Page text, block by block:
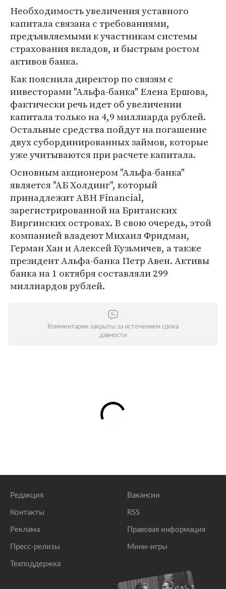
Необходимость увеличения уставного
капитала связана с требованиями,
предъявляемыми к участникам системы
страхования вкладов, и быстрым ростом
активов банка.
Как пояснила директор по связям с
инвесторами "Альфа-банка" Елена Ершова,
фактически речь идет об увеличении
капитала только на 4,9 миллиарда рублей.
Остальные средства пойдут на погашение
двух субординированных займов, которые
уже учитываются при расчете капитала.
Основным акционером "Альфа-банка"
является "АБ Холдинг", который
принадлежит ABH Financial,
зарегистрированной на Британских
Виргинских островах. В свою очередь, этой
компанией владеют Михаил Фридман,
Герман Хан и Алексей Кузьмичев, а также
президент Альфа-банка Петр Авен. Активы
банка на 1 октября составляли 299
миллиардов рублей.
Комментарии закрыты за истечением срока
давности
Редакция
Контакты
Реклама
Пресс-релизы
Техподдержка
Вакансии
RSS
Правовая информация
Мини-игры